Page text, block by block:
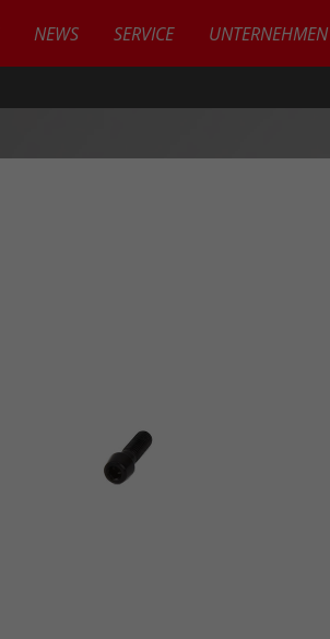
NEWS SERVICE UNTERNEHMEN